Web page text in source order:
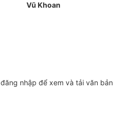
Vũ Khoan
đăng nhập để xem và tải văn bản